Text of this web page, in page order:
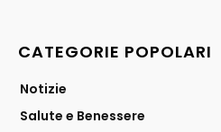
CATEGORIE POPOLARI
Notizie
Salute e Benessere